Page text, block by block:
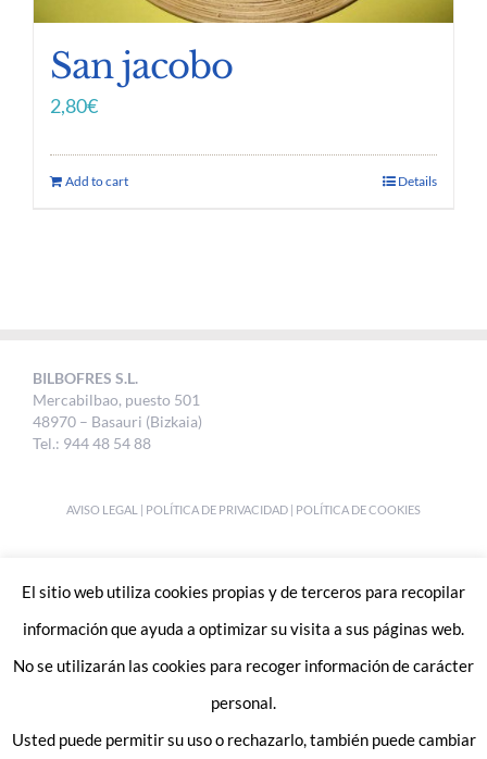
San jacobo
2,80€
Add to cart Details
BILBOFRES S.L.
Mercabilbao, puesto 501
48970 – Basauri (Bizkaia)
Tel.: 944 48 54 88
AVISO LEGAL | POLÍTICA DE PRIVACIDAD | POLÍTICA DE COOKIES
Enlaces de interes:
El sitio web utiliza cookies propias y de terceros para recopilar
información que ayuda a optimizar su visita a sus páginas web.
No se utilizarán las cookies para recoger información de carácter
personal.
Usted puede permitir su uso o rechazarlo, también puede cambiar